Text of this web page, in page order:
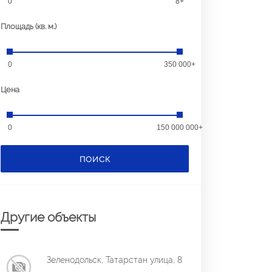
Площадь (кв. м.)
0 350 000+
Цена
0 150 000 000+
ПОИСК
Другие объекты
Зеленодольск, Татарстан улица, 8